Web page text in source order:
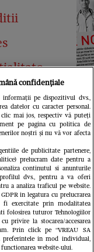
nr.
confidențiale
informații pe dispozitivul dvs.,
datelor cu caracter personal.
clic mai jos, respectiv vă puteți
pe pagina cu politica de
noștri și nu vă vor afecta
de publicitate partenere,
prelucram date pentru a
continutul si anunturile
dvs., pentru a va oferi
a analiza traficul pe website.
in legatura cu prelucrarea
fi exercitate prin modalitatea
folosirea tuturor Tehnologiilor
privire la stocarea/accesarea
Prin click pe “VREAU SA
preferintele in mod individual,
website-ului.